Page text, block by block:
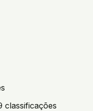
classificações